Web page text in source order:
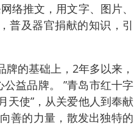
络推文，用文字、图片、
普及器官捐献的知识，引
牌的基础上，2年多以来，
公益品牌。 ”青岛市红十字
天使”，从关爱他人到奉献
善的力量，散发出独特的